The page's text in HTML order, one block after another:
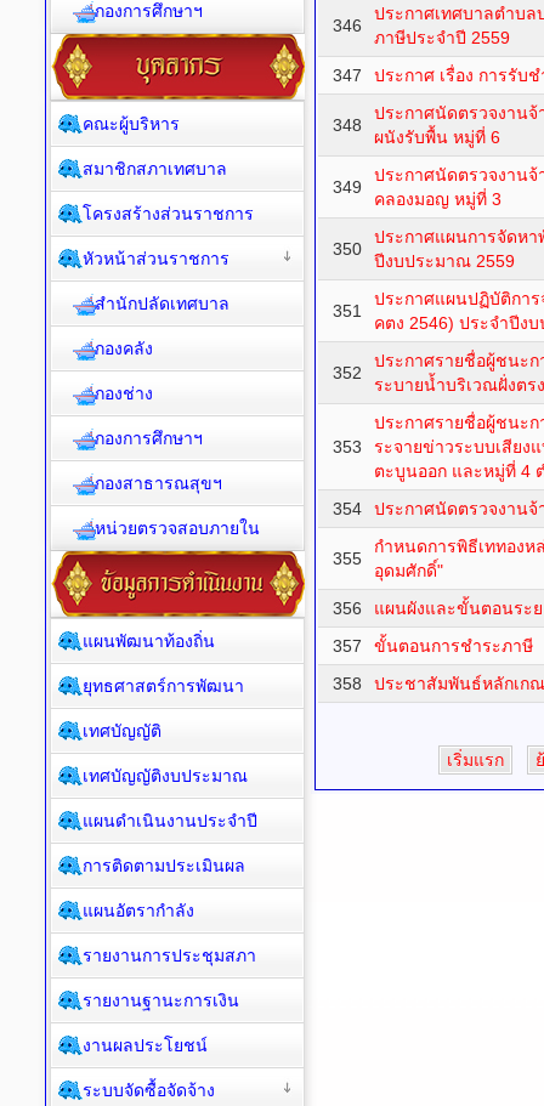
346
ประกาศเทศบาลตำบล
ภาษีประจำปี 2559
347
ประกาศ เรื่อง การรับ
348
ประกาศนัดตรวจงาน
ผนังรับพื้น หมู่ที่ 6
349
ประกาศนัดตรวจงาน
คลองมอญ หมู่ที่ 3
350
ประกาศแผนการจัดหา
ปีงบประมาณ 2559
351
ประกาศแผนปฏิบัติกา
คตง 2546) ประจำปีง
352
ประกาศรายชื่อผู้ชนะก
ระบายน้ำบริเวณฝั่งตร
353
ประกาศรายชื่อผู้ชนะก
ระจายข่าวระบบเสียง
ตะบูนออก และหมู่ที่ 4
354
ประกาศนัดตรวจงานจ้
355
กำหนดการพิธีเททองห
อุดมศักดิ์"
356
แผนผังและขั้นตอนระ
357
ขั้นตอนการชำระภาษี
358
ประชาสัมพันธ์หลักเก
เริ่มแรก
กองการศึกษาฯ
คณะผู้บริหาร
สมาชิกสภาเทศบาล
โครงสร้างส่วนราชการ
หัวหน้าส่วนราชการ
สำนักปลัดเทศบาล
กองคลัง
กองช่าง
กองการศึกษาฯ
กองสาธารณสุขฯ
หน่วยตรวจสอบภายใน
แผนพัฒนาท้องถิ่น
ยุทธศาสตร์การพัฒนา
เทศบัญญัติ
เทศบัญญัติงบประมาณ
แผนดำเนินงานประจำปี
การติดตามประเมินผล
แผนอัตรากำลัง
รายงานการประชุมสภา
รายงานฐานะการเงิน
งานผลประโยชน์
ระบบจัดซื้อจัดจ้าง